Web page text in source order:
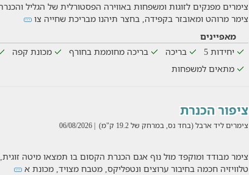
צימרים מפנקים לזוגות ומשפחות באווירה הפסטורלית של הגליל
צימר מרוהט ומאובזר בקפידה, בחצר תיהנו מבריכת שחייה צו
מאפיינים
יחידות 5
בריכה בריכה מחוממת בחורף מכונת קפה
מתאים למשפחות
ציפור הכנרת
צימרים ליד ארבל (בחד נס, במרחק של 19.2 ק"מ) | 06/08/2026
צימר מבודד ומוקפד מול נוף אגם הכנרת הקסום בו תמצאו מיטה זוגית,
טלוויזיה חכמה בחיבור ערוצים ונטפליקס, מטבח מצויד, מכונת א